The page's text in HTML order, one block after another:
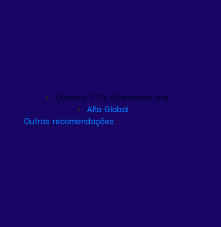
Carteira ETFs Globaisem alta
Alfa Global
Outras recomendações